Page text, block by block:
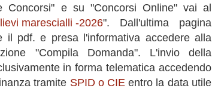
Concorsi" e su "Concorsi Online" vai al
marescialli -2026". Dall'ultima pagina
il pdf. e presa l'informativa accedere alla
"Compila Domanda". L'invio della
in forma telematica accedendo
tramite SPID o CIEentro la data utile